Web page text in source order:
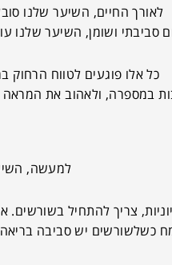
לאורך החיים, השיער שלנו
סביבתי ושומן, השיער שלנו
כל אלו פוגעים לטווח הרחוק
שלו גם אחרי גיל 20, אנחנו חייבות לעשות
למעשה,
צריך להתחיל
כשלשורשים יש סביבה